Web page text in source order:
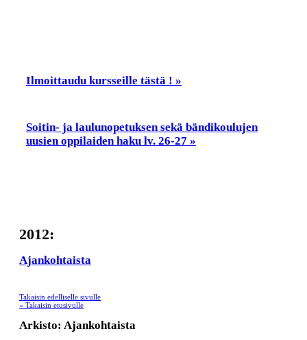
Ilmoittaudu kursseille tästä ! »
Soitin- ja laulunopetuksen sekä bändikoulujen
uusien oppilaiden haku lv. 26-27 »
2012:
Ajankohtaista
Takaisin edelliselle sivulle
« Takaisin etusivulle
Arkisto: Ajankohtaista